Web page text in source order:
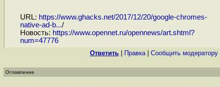
URL: https://www.ghacks.net/2017/12/20/google-chromes-
native-ad-b.../
Новость: https://www.opennet.ru/opennews/art.shtml?
num=47776
Ответить Правка| Cообщить модератору
Оглавление